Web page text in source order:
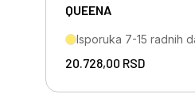
QUEENA
Isporuka 7-15 radnih
20.728,00 RSD